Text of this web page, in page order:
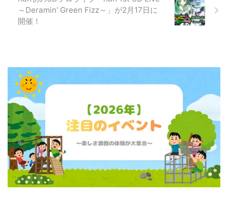
～Deramin' Green Fizz～」が2月17日に
開催！